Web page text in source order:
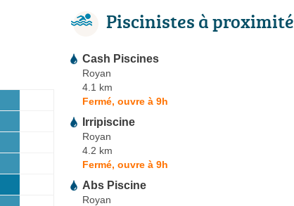
Piscinistes à proximité
Cash Piscines
Royan
4.1 km
Fermé, ouvre à 9h
Irripiscine
Royan
4.2 km
Fermé, ouvre à 9h
Abs Piscine
Royan